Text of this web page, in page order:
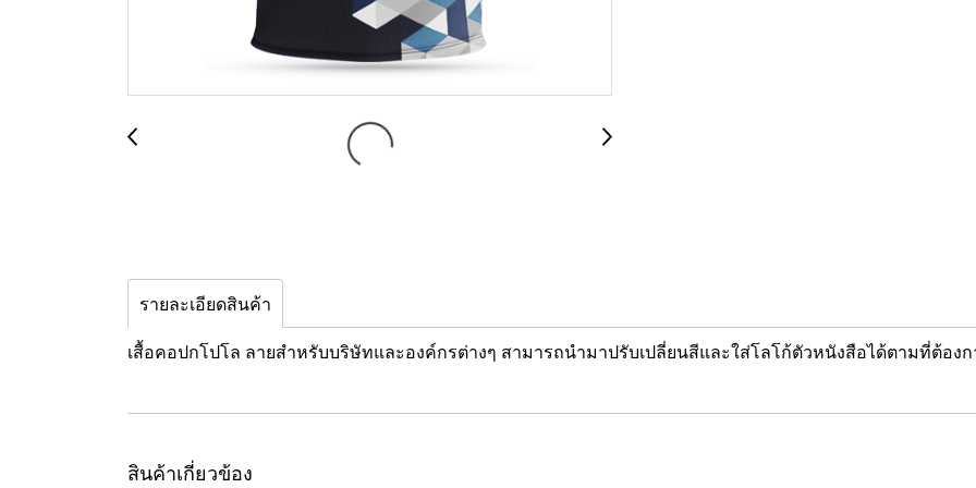
รายละเอียดสินค้า
เสื้อคอปกโปโล ลายสำหรับบริษัทและองค์กรต่างๆ สามารถนำมาปรับเปลี่ยนสีและใส่โลโก้ตัวหนังสือได้ตามที่ต้องก
สินค้าเกี่ยวข้อง